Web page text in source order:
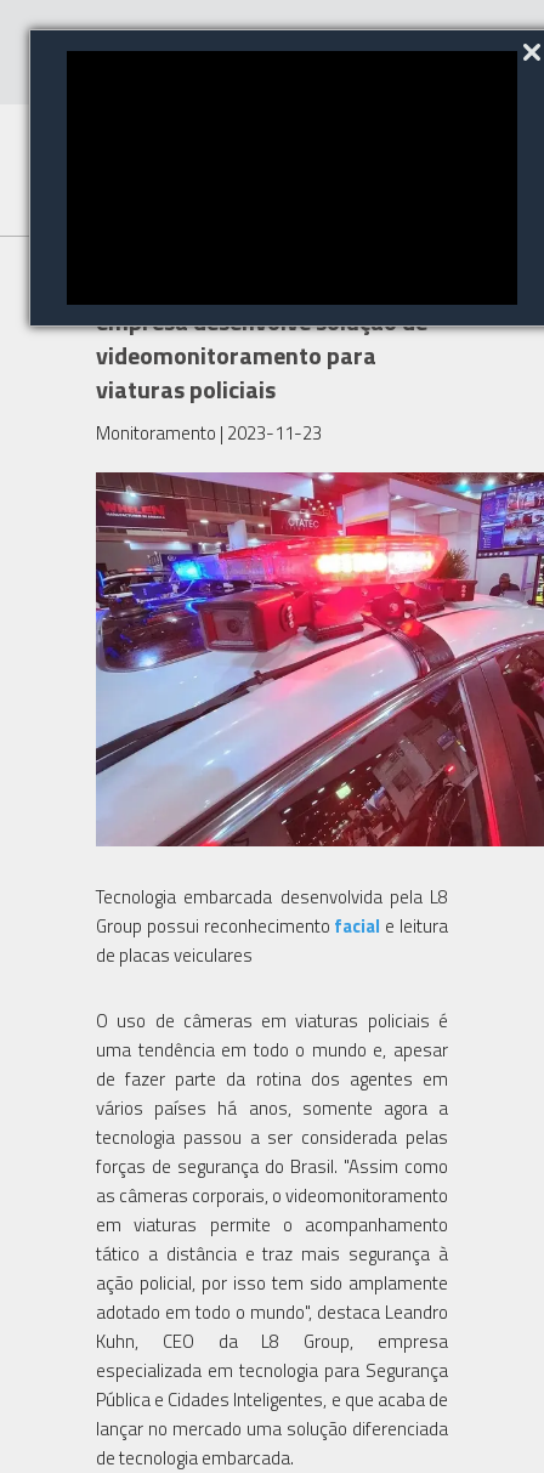
empresa desenvolve solução de
videomonitoramento para
viaturas policiais
Monitoramento | 2023-11-23
Tecnologia embarcada desenvolvida pela L8
Group possui reconhecimento facial e leitura
de placas veiculares
O uso de câmeras em viaturas policiais é
uma tendência em todo o mundo e, apesar
de fazer parte da rotina dos agentes em
vários países há anos, somente agora a
tecnologia passou a ser considerada pelas
forças de segurança do Brasil. "Assim como
as câmeras corporais, o videomonitoramento
em viaturas permite o acompanhamento
tático a distância e traz mais segurança à
ação policial, por isso tem sido amplamente
adotado em todo o mundo", destaca Leandro
Kuhn, CEO da L8 Group, empresa
especializada em tecnologia para Segurança
Pública e Cidades Inteligentes, e que acaba de
lançar no mercado uma solução diferenciada
de tecnologia embarcada.